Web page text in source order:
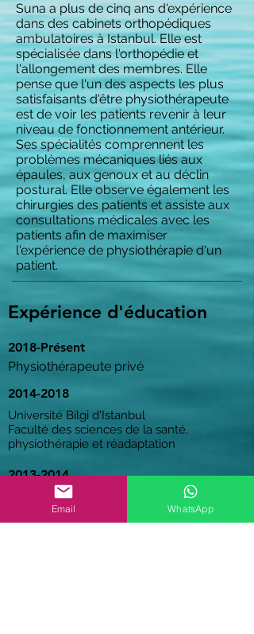
Suna a plus de cinq ans d'expérience
dans des cabinets orthopédiques
ambulatoires à Istanbul. Elle est
spécialisée dans l'orthopédie et
l'allongement des membres. Elle
pense que l'un des aspects les plus
satisfaisants d'être physiothérapeute
est de voir les patients revenir à leur
niveau de fonctionnement antérieur.
Ses spécialités comprennent les
problèmes mécaniques liés aux
épaules, aux genoux et au déclin
postural. Elle observe également les
chirurgies des patients et assiste aux
consultations médicales avec les
patients afin de maximiser
l'expérience de physiothérapie d'un
patient.
Expérience d'éducation
2018-Présent
Physiothérapeute privé
2014-2018
Université Bilgi d'Istanbul
Faculté des sciences de la santé,
physiothérapie et réadaptation
2013-2014
Université Bilgi d'Istanbul
Email WhatsApp